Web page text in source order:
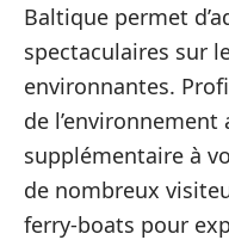
Baltique permet
spectaculaires sur
environnantes.
de
supplémentaire à
de nombreux
ferry-boats pour